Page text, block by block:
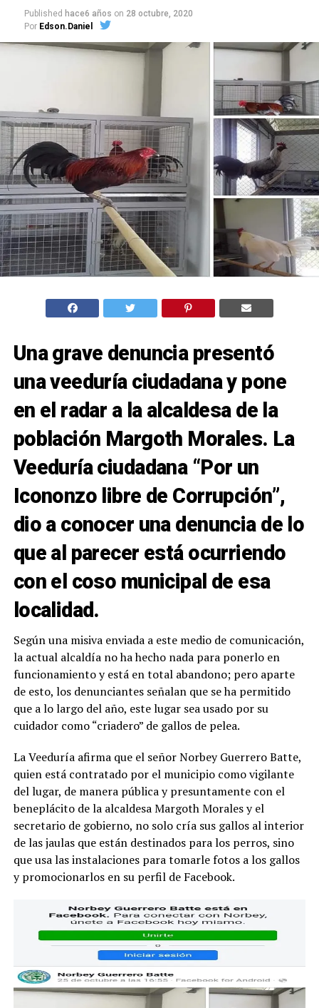
Published hace6 años on 28 octubre, 2020
Por Edson.Daniel
Una grave denuncia presentó
una veeduría ciudadana y pone
en el radar a la alcaldesa de la
población Margoth Morales. La
Veeduría ciudadana “Por un
Icononzo libre de Corrupción”,
dio a conocer una denuncia de lo
que al parecer está ocurriendo
con el coso municipal de esa
localidad.
Según una misiva enviada a este medio de comunicación,
la actual alcaldía no ha hecho nada para ponerlo en
funcionamiento y está en total abandono; pero aparte
de esto, los denunciantes señalan que se ha permitido
que a lo largo del año, este lugar sea usado por su
cuidador como “criadero” de gallos de pelea.
La Veeduría afirma que el señor Norbey Guerrero Batte,
quien está contratado por el municipio como vigilante
del lugar, de manera pública y presuntamente con el
beneplácito de la alcaldesa Margoth Morales y el
secretario de gobierno, no solo cría sus gallos al interior
de las jaulas que están destinados para los perros, sino
que usa las instalaciones para tomarle fotos a los gallos
y promocionarlos en su perfil de Facebook.